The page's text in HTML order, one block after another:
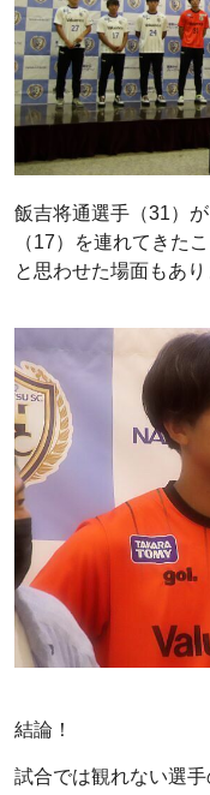
飯吉将通選手（31）
（17）を連れてきた
と思わせた場面もあり
結論！
試合では観れない選